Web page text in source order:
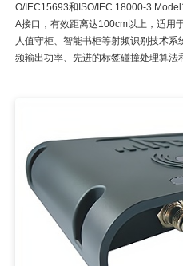
O/IEC15693和ISO/IEC 18000-3
A接口，有效距离达100cm以上，适用
人值守柜、智能书柜等射频识别技术
频输出功率、先进的标签碰撞处理算法